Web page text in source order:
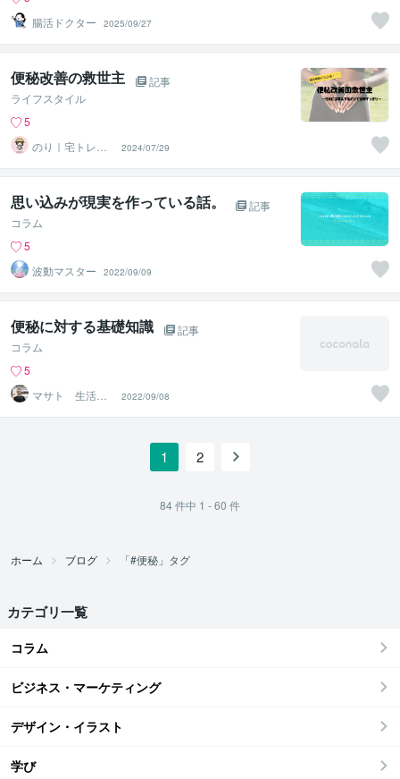
腸活ドクター
2025/09/27
便秘改善の救世主
記事
ライフスタイル
5
のり｜宅トレラ
イター
2024/07/29
思い込みが現実を作っている話。
記事
コラム
5
波動マスター
2022/09/09
便秘に対する基礎知識
記事
コラム
5
マサト 生活習
慣改善パーソナ
ルトレーナー
2022/09/08
1 2
84件中 1 - 60 件
ホーム ブログ 「#便秘」タグ
カテゴリ一覧
コラム
ビジネス・マーケティング
デザイン・イラスト
学び